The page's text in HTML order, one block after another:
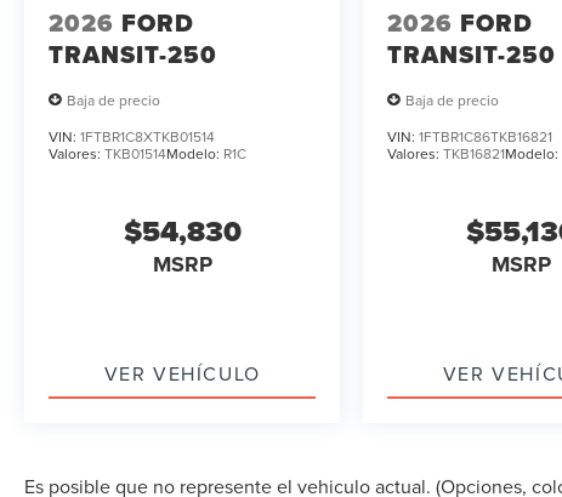
2026 FORD
TRANSIT-250
Baja de precio
VIN: 1FTBR1C8XTKB01514
Valores: TKB01514Modelo: R1C
$54,830
MSRP
VER VEHÍCULO
2026 FORD
TRANSIT-250
Baja de precio
VIN:1FTBR1C86TKB16821
Valores:TKB16821Modelo:
MSRP
VER
Es posible que no represente el vehiculo actual. (Opciones,